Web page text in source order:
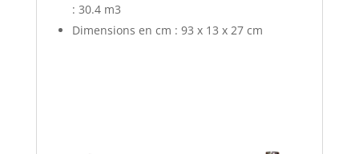
: 30.4 m3
Dimensions en cm : 93 x 13 x 27 cm